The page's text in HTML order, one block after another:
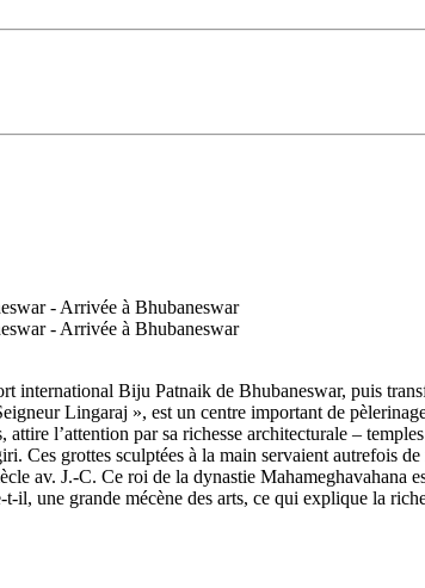
international Biju Patnaik de Bhubaneswar, puis
Lingaraj », est un centre important de
l’attention par sa richesse architecturale –
Ces grottes sculptées à la main servaient autrefois
av. J.-C. Ce roi de la dynastie Mahameghavahana
il, une grande mécène des arts, ce qui explique la